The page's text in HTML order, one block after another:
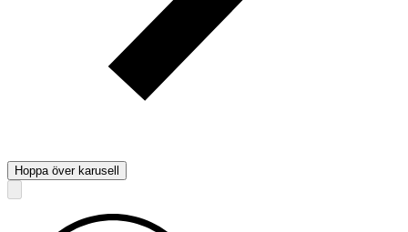
Hoppa över karusell